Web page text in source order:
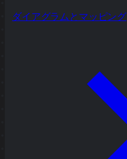
ダイアグラムとマッピング